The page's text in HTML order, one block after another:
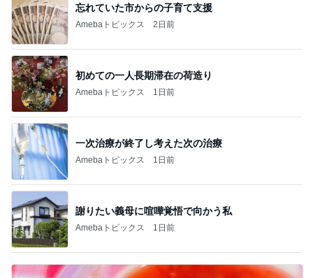
忘れていた市からの子育て支援
Amebaトピックス 2日前
初めての一人長期滞在の荷造り
Amebaトピックス 1日前
一次治療が終了し考えた次の治療
Amebaトピックス 1日前
謝りたい義母に喧嘩覚悟で向かう私
Amebaトピックス 1日前